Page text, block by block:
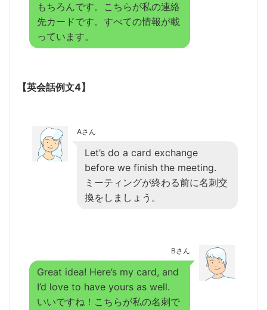
もちろんです。こちらが私の連絡
先カードです。すべての情報が載
っています。
【英会話例文4】
Aさん
Let’s do a card exchange
before we finish the meeting.
ミーティングが終わる前に名刺交
換をしましょう。
Bさん
Great idea! Here’s my card, and
I’d love to have yours as well.
いいですね！こちらが私の名刺で